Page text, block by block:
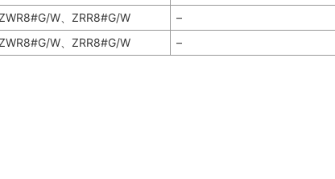
W、ZRR8#G/W
–
W、ZRR8#G/W –